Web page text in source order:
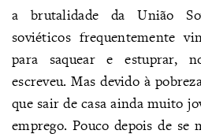
a brutalidade da União
soviéticos frequentemente
para saquear e estuprar,
escreveu. Mas devido à
que sair de casa ainda muito
emprego. Pouco depois de se